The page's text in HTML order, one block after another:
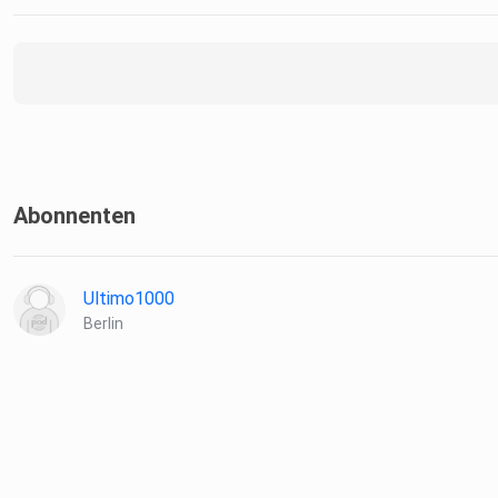
Abonnenten
Ultimo1000
Berlin